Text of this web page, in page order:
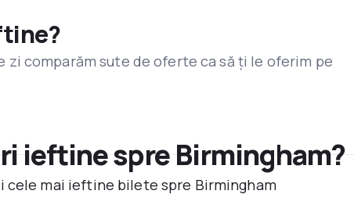
comparăm sute de oferte ca să ți le oferim pe
ieftine spre Birmingham?
cele mai ieftine bilete spre Birmingham